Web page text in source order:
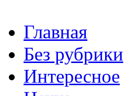
Главная
Без рубрики
Интересное